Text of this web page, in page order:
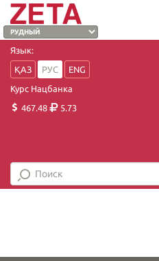
Язык:
ҚАЗ
РУС
ENG
Курс Нацбанка
467.48
5.73